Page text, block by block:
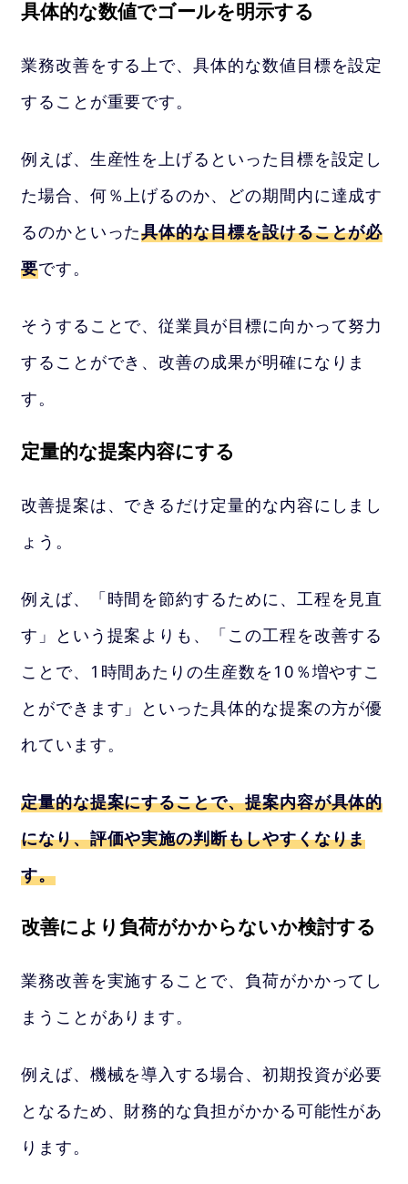
具体的な数値でゴールを明示する
業務改善をする上で、具体的な数値目標を設定
することが重要です。
例えば、生産性を上げるといった目標を設定し
た場合、何％上げるのか、どの期間内に達成す
るのかといった具体的な目標を設けることが必
要です。
そうすることで、従業員が目標に向かって努力
することができ、改善の成果が明確になりま
す。
定量的な提案内容にする
改善提案は、できるだけ定量的な内容にしまし
ょう。
例えば、「時間を節約するために、工程を見直
す」という提案よりも、「この工程を改善する
ことで、1時間あたりの生産数を10％増やすこ
とができます」といった具体的な提案の方が優
れています。
定量的な提案にすることで、提案内容が具体的
になり、評価や実施の判断もしやすくなりま
す。
改善により負荷がかからないか検討する
業務改善を実施することで、負荷がかかってし
まうことがあります。
例えば、機械を導入する場合、初期投資が必要
となるため、財務的な負担がかかる可能性があ
ります。